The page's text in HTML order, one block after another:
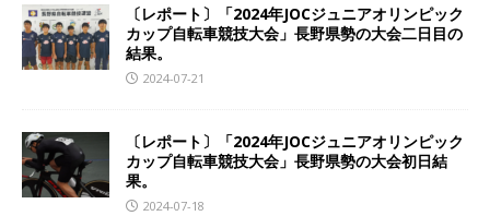
〔レポート〕「2024年JOCジュニアオリンピック
カップ自転車競技大会」長野県勢の大会二日目の
結果。
2024-07-21
〔レポート〕「2024年JOCジュニアオリンピック
カップ自転車競技大会」長野県勢の大会初日結
果。
2024-07-18